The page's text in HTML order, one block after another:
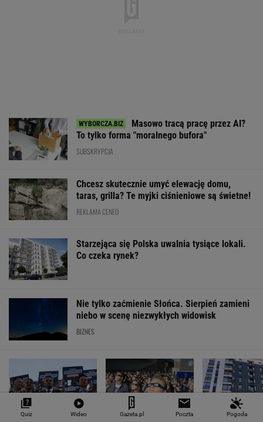
Masowo tracą pracę przez AI?
To tylko forma "moralnego bufora"
SUBSKRYPCJA
Chcesz skutecznie umyć elewację domu,
taras, grilla? Te myjki ciśnieniowe są świetne!
REKLAMA CENEO
Starzejąca się Polska uwalnia tysiące lokali.
Co czeka rynek?
Nie tylko zaćmienie Słońca. Sierpień zamieni
niebo w scenę niezwykłych widowisk
BIZNES
Quiz Wideo Gazeta.pl Poczta Pogoda